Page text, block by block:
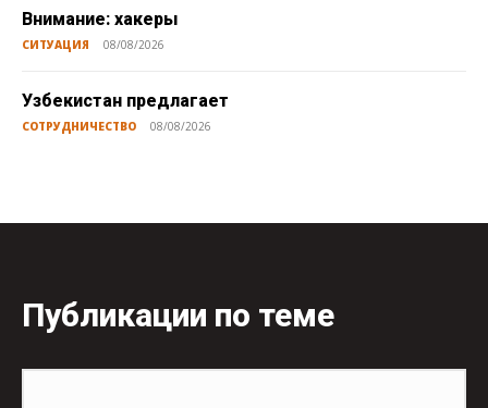
Внимание: хакеры
СИТУАЦИЯ 08/08/2026
Узбекистан предлагает
СОТРУДНИЧЕСТВО 08/08/2026
Публикации по теме